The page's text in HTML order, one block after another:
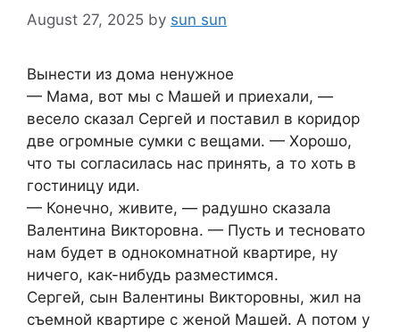
August 27, 2025 by sun sun
Вынести из дома ненужное
— Мама, вот мы с Машей и приехали, —
весело сказал Сергей и поставил в коридор
две огромные сумки с вещами. — Хорошо,
что ты согласилась нас принять, а то хоть в
гостиницу иди.
— Конечно, живите, — радушно сказала
Валентина Викторовна. — Пусть и тесновато
нам будет в однокомнатной квартире, ну
ничего, как-нибудь разместимся.
Сергей, сын Валентины Викторовны, жил на
съемной квартире с женой Машей. А потом у